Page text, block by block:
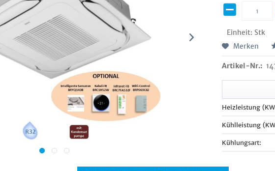
Einheit: Stk
Merken
Artikel-Nr.:
Heizleistung
Kühlleistung
Kühlungsart: